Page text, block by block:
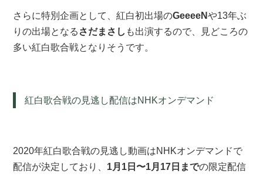
さらに特別企画として、紅白初出場のGeeeeNや13年ぶ
りの出場となる さだまさし も出演するので、見どころの
多い紅白歌合戦となりそうです。
紅白歌合戦の見逃し配信はNHKオンデマンド
2020年紅白歌合戦の見逃し動画はNHKオンデマンドで
配信が決定しており、 1月1日〜1月17日までの限定配信